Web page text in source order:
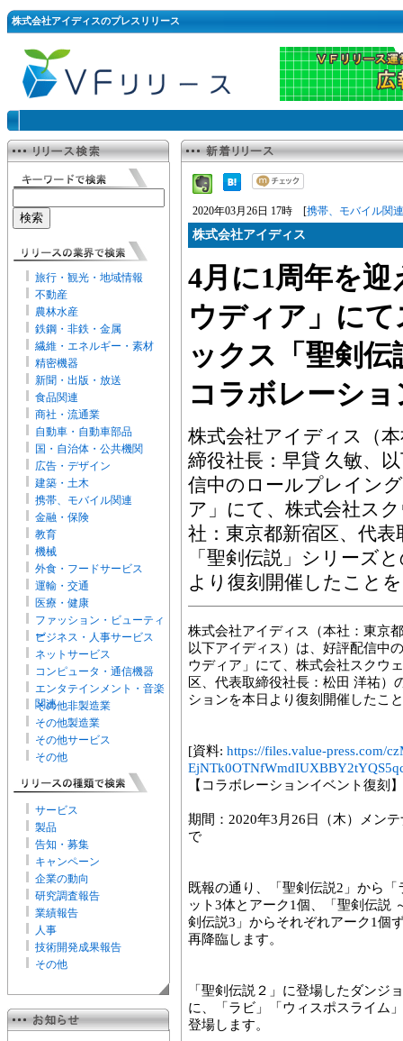
株式会社アイディスのプレスリリース
旅行・観光・地域情報
不動産
農林水産
鉄鋼・非鉄・金属
繊維・エネルギー・素材
精密機器
新聞・出版・放送
食品関連
商社・流通業
自動車・自動車部品
国・自治体・公共機関
広告・デザイン
建築・土木
携帯、モバイル関連
金融・保険
教育
機械
外食・フードサービス
運輸・交通
医療・健康
ファッション・ビューティ
ー
ビジネス・人事サービス
ネットサービス
コンピュータ・通信機器
エンタテインメント・音楽
関連
その他非製造業
その他製造業
その他サービス
その他
サービス
製品
告知・募集
キャンペーン
企業の動向
研究調査報告
業績報告
人事
技術開発成果報告
その他
2020年03月26日 17時 [携帯、モバイル関連
株式会社アイディス
4月に1周年を
ウディア」に
ックス「聖剣
コラボレーシ
株式会社アイディス（
締役社長：早貸 久敏、
信中のロールプレイン
ア」にて、株式会社ス
社：東京都新宿区、代
「聖剣伝説」シリーズ
より復刻開催したこと
株式会社アイディス（本社：東京
以下アイディス）は、好評配信中
ウディア」にて、株式会社スクウ
区、代表取締役社長：松田 洋祐）
ションを本日より復刻開催したこ
[資料: https://files.value-press.com/
【コラボレーションイベント復刻】
期間：2020年3月26日（木）メン
で
既報の通り、「聖剣伝説2」から
ット3体とアーク1個、「聖剣伝説
剣伝説3」からそれぞれアーク1個
再降臨します。
「聖剣伝説２」に登場したダンジ
に、「ラビ」「ウィスポスライム
登場します。